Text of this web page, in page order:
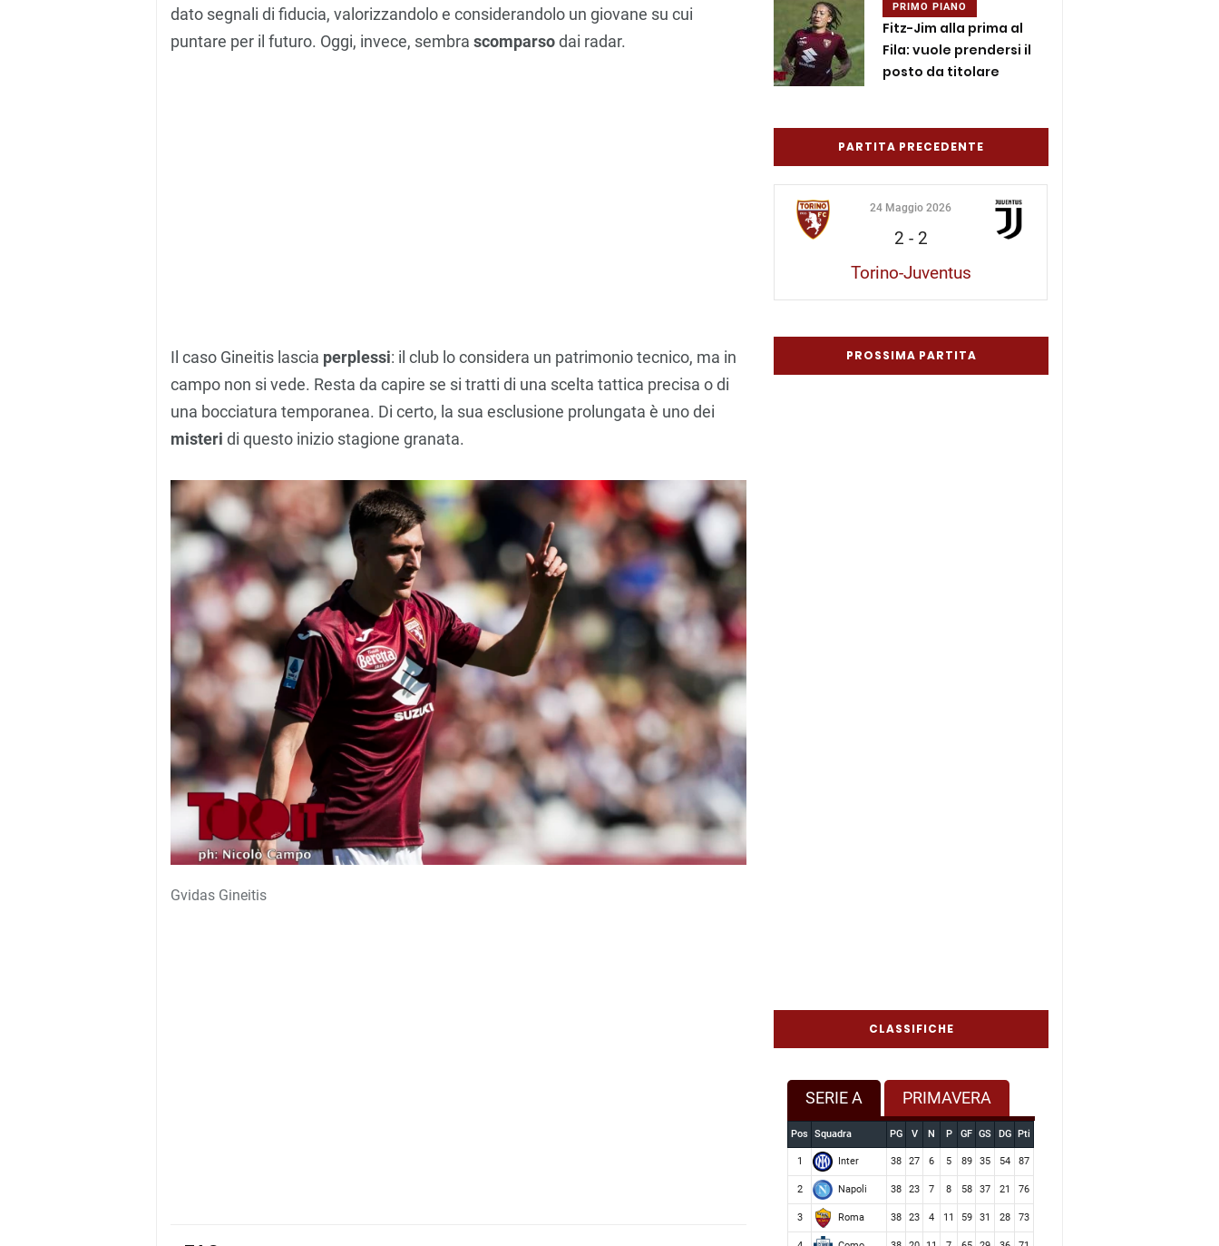
dato segnali di fiducia, valorizzandolo e considerandolo un giovane su cui
puntare per il futuro. Oggi, invece, sembra scomparsodai radar.
Il caso Gineitis lascia perplessi: il club lo considera un patrimonio tecnico, ma in
campo non si vede. Resta da capire se si tratti di una scelta tattica precisa o di
una bocciatura temporanea. Di certo, la sua esclusione prolungata è uno dei
misteri di questo inizio stagione granata.
Gvidas Gineitis
PRIMO PIANO
Fitz-Jim alla prima al
Fila: vuole prendersi il
posto da titolare
PARTITA PRECEDENTE
24 Maggio 2026
2 - 2
Torino-Juventus
PROSSIMA PARTITA
CLASSIFICHE
SERIE A PRIMAVERA
Pos Squadra PG V N P GF GS DG Pti
1 Inter 38 27 6 5 89 35 54 87
2 Napoli 38 23 7 8 58 37 21 76
3 Roma 38 23 4 11 59 31 28 73